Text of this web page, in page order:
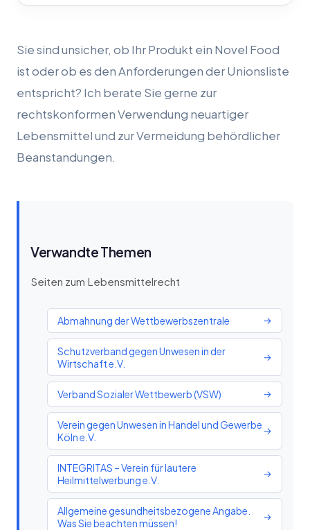
Sie sind unsicher, ob Ihr Produkt ein Novel Food
ist oder ob es den Anforderungen der Unionsliste
entspricht? Ich berate Sie gerne zur
rechtskonformen Verwendung neuartiger
Lebensmittel und zur Vermeidung behördlicher
Beanstandungen.
Verwandte Themen
Seiten zum Lebensmittelrecht
Abmahnung der Wettbewerbszentrale →
Schutzverband gegen Unwesen in der
Wirtschaft e.V.
→
Verband Sozialer Wettbewerb (VSW) →
Verein gegen Unwesen in Handel und Gewerbe
Köln e.V.
→
INTEGRITAS – Verein für lautere
Heilmittelwerbung e.V.
→
Allgemeine gesundheitsbezogene Angabe.
Was Sie beachten müssen!
→